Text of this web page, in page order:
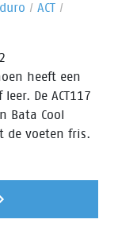
/ ACT /
heeft een
De ACT117
Bata Cool
de voeten fris.